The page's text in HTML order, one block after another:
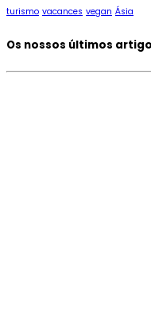
turismo vacances vegan Ásia
Os nossos últimos